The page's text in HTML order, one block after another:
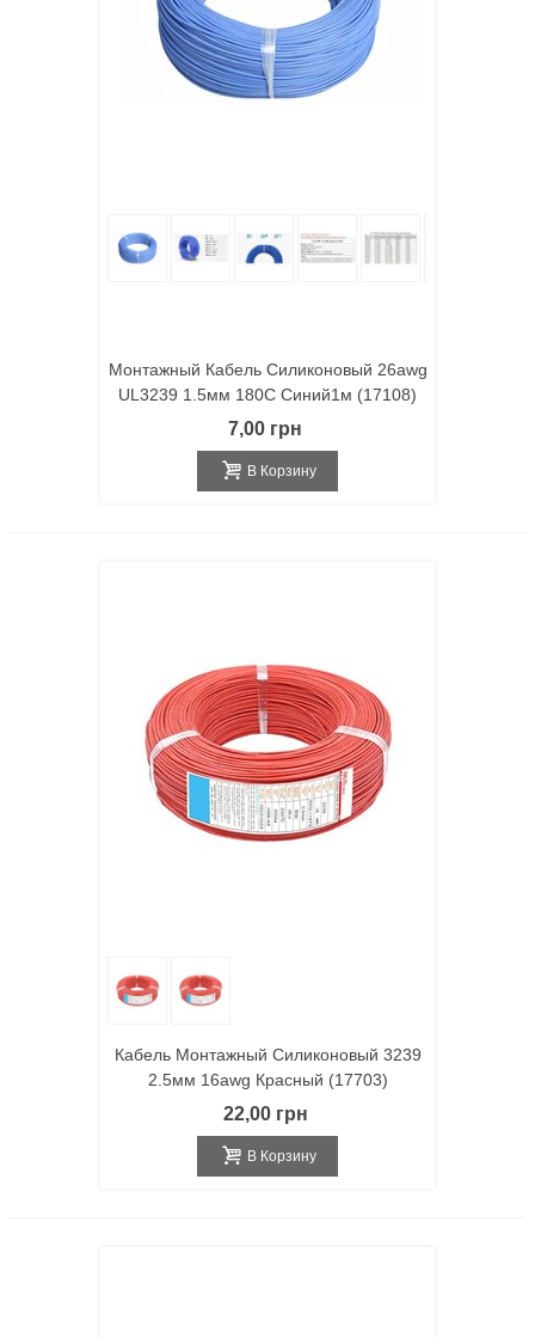
Монтажный Кабель Силиконовый 26awg
UL3239 1.5мм 180С Синий1м (17108)
7,00 грн
В Корзину
Кабель Монтажный Силиконовый 3239
2.5мм 16awg Красный (17703)
22,00 грн
В Корзину